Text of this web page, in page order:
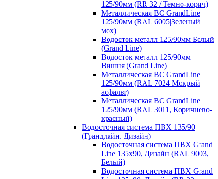
125/90мм (RR 32 / Темно-корич)
Металлическая ВС GrandLine
125/90мм (RAL 6005|Зеленый
мох)
Водосток металл 125/90мм Белый
(Grand Line)
Водосток металл 125/90мм
Вишня (Grand Line)
Металлическая ВС GrandLine
125/90мм (RAL 7024 Мокрый
асфальт)
Металлическая ВС GrandLine
125/90мм (RAL 3011, Коричнево-
красный)
Водосточная система ПВХ 135/90
(Грандлайн, Дизайн)
Водосточная система ПВХ Grand
Line 135х90, Дизайн (RAL 9003,
Белый)
Водосточная система ПВХ Grand